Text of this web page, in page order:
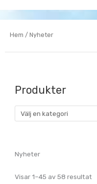
Hem / Nyheter
Produkter
Nyheter
Visar 1–45 av 58 resultat